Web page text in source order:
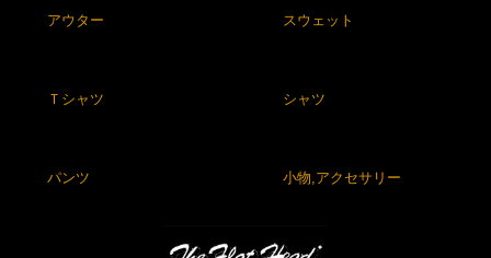
アウター スウェット
Ｔシャツ シャツ
パンツ 小物,アクセサリー